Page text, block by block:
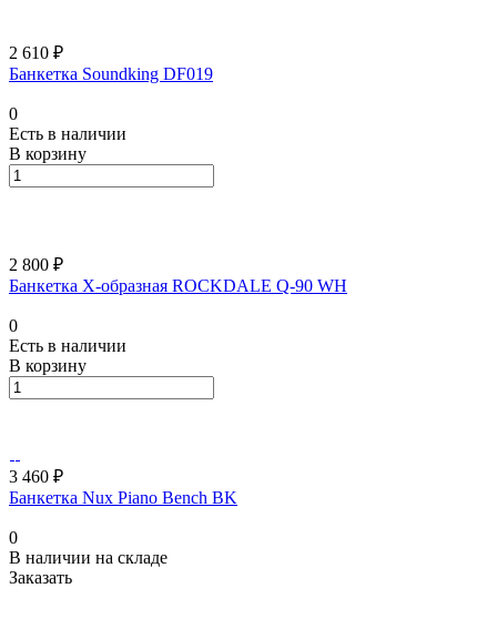
2 610 ₽
Банкетка Soundking DF019
0
Есть в наличии
В корзину
2 800 ₽
Банкетка Х-образная ROCKDALE Q-90 WH
0
Есть в наличии
В корзину
3 460 ₽
Банкетка Nux Piano Bench BK
0
В наличии на складе
Заказать